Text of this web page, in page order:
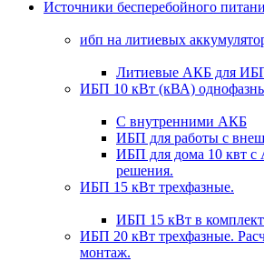
Источники бесперебойного
ибп на литиевых
Литиевые АКБ для
ИБП 10 кВт (кВА)
С внутренними АКБ
ИБП для работы с
ИБП для дома 10 квт с
решения.
ИБП 15 кВт трехфазные.
ИБП 15 кВт в
ИБП 20 кВт трехфазные.
монтаж.